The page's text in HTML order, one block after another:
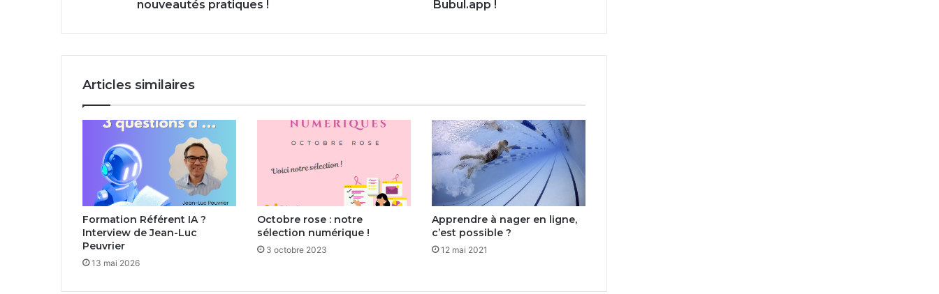
nouveautés pratiques !
Bubul.app !
Articles similaires
Formation Référent IA ?
Interview de Jean-Luc
Peuvrier
13 mai 2026
Octobre rose : notre
sélection numérique !
3 octobre 2023
Apprendre à nager en ligne,
c’est possible ?
12 mai 2021